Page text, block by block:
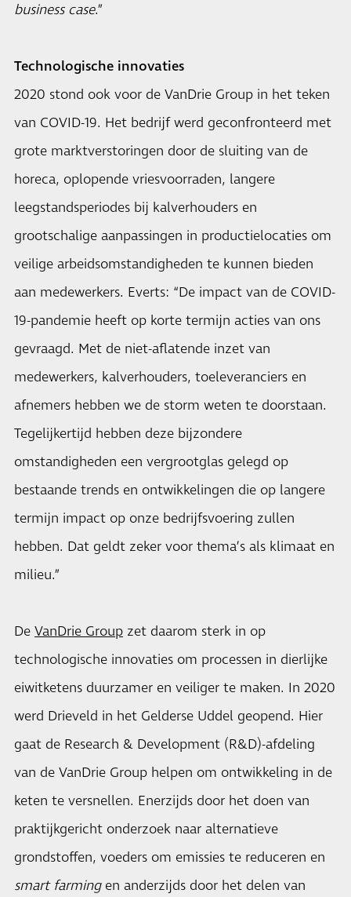
business case.”
Technologische innovaties
2020 stond ook voor de VanDrie Group in het teken
van COVID-19. Het bedrijf werd geconfronteerd met
grote marktverstoringen door de sluiting van de
horeca, oplopende vriesvoorraden, langere
leegstandsperiodes bij kalverhouders en
grootschalige aanpassingen in productielocaties om
veilige arbeidsomstandigheden te kunnen bieden
aan medewerkers. Everts: “De impact van de COVID-
19-pandemie heeft op korte termijn acties van ons
gevraagd. Met de niet-aflatende inzet van
medewerkers, kalverhouders, toeleveranciers en
afnemers hebben we de storm weten te doorstaan.
Tegelijkertijd hebben deze bijzondere
omstandigheden een vergrootglas gelegd op
bestaande trends en ontwikkelingen die op langere
termijn impact op onze bedrijfsvoering zullen
hebben. Dat geldt zeker voor thema’s als klimaat en
milieu.”
De VanDrie Group zet daarom sterk in op
technologische innovaties om processen in dierlijke
eiwitketens duurzamer en veiliger te maken. In 2020
werd Drieveld in het Gelderse Uddel geopend. Hier
gaat de Research & Development (R&D)-afdeling
van de VanDrie Group helpen om ontwikkeling in de
keten te versnellen. Enerzijds door het doen van
praktijkgericht onderzoek naar alternatieve
grondstoffen, voeders om emissies te reduceren en
smart farming en anderzijds door het delen van